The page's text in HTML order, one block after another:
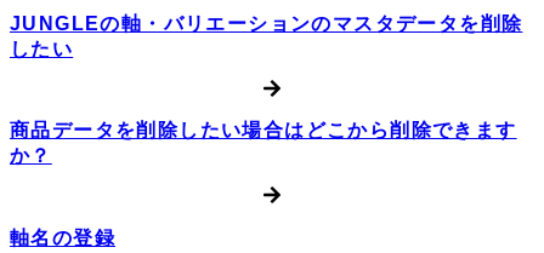
JUNGLEの軸・バリエーションのマスタデータを削除
したい
商品データを削除したい場合はどこから削除できます
か？
軸名の登録